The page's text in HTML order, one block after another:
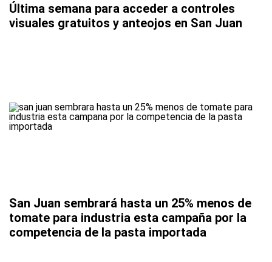
Última semana para acceder a controles
visuales gratuitos y anteojos en San Juan
San Juan sembrará hasta un 25% menos de
tomate para industria esta campaña por la
competencia de la pasta importada